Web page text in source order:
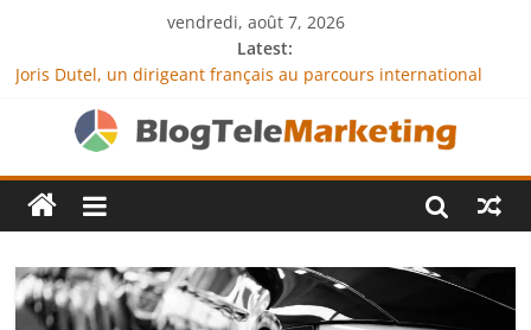
vendredi, août 7, 2026
Latest:
Joris Dutel, un dirigeant français au parcours international
Agria Assurance Animaux : comment l’entreprise se
démarque-t-elle de la concurrence ?
JCA Academy : l’excellence au service de l’indépendance
financière
Denis Bouclon : la diplomatie éducative comme moteur de
Next Terra International : des solutions logistiques au service
du commerce international